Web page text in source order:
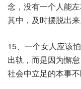
念，没有一个人能
其中，及时摆脱出来
15、一个女人应该
出轨，而是因为懈
社会中立足的本事不